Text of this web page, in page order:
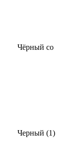
Чёрный со
Черный (1)